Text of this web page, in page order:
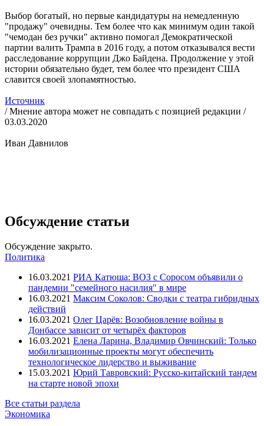
Выбор богатый, но первые кандидатуры на немедленную
"продажу" очевидны. Тем более что как минимум один такой
"чемодан без ручки" активно помогал Демократической
партии валить Трампа в 2016 году, а потом отказывался вести
расследование коррупции Джо Байдена. Продолжение у этой
истории обязательно будет, тем более что президент США
славится своей злопамятностью.
Источник
/ Мнение автора может не совпадать с позицией редакции /
03.03.2020
Иван Давнилов
Обсуждение статьи
Обсуждение закрыто.
Политика
16.03.2021 РИА Катюша: ВОЗ с Соросом объявили о
пандемии "семейного насилия" в мире
16.03.2021 Максим Соколов: Сводки с театра гибридных
действий
16.03.2021 Олег Царёв: Возобновление войны в
Донбассе зависит от четырёх факторов
16.03.2021 Елена Ларина, Владимир Овчинский: Только
мобилизационные проекты могут обеспечить
технологическое лидерство и выживание
15.03.2021 Юрий Тавровский: Русско-китайский тандем
на старте новой эпохи
Все статьи раздела
Экономика